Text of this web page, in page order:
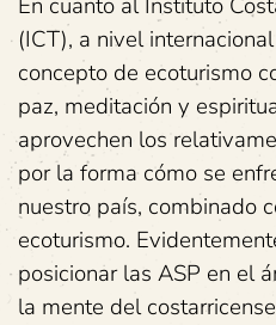
En cuanto al Instituto
(ICT), a nivel
concepto de ecoturismo
paz, meditación y
aprovechen los
por la forma cómo se
nuestro país, combinado
ecoturismo.
posicionar las ASP en el
la mente del